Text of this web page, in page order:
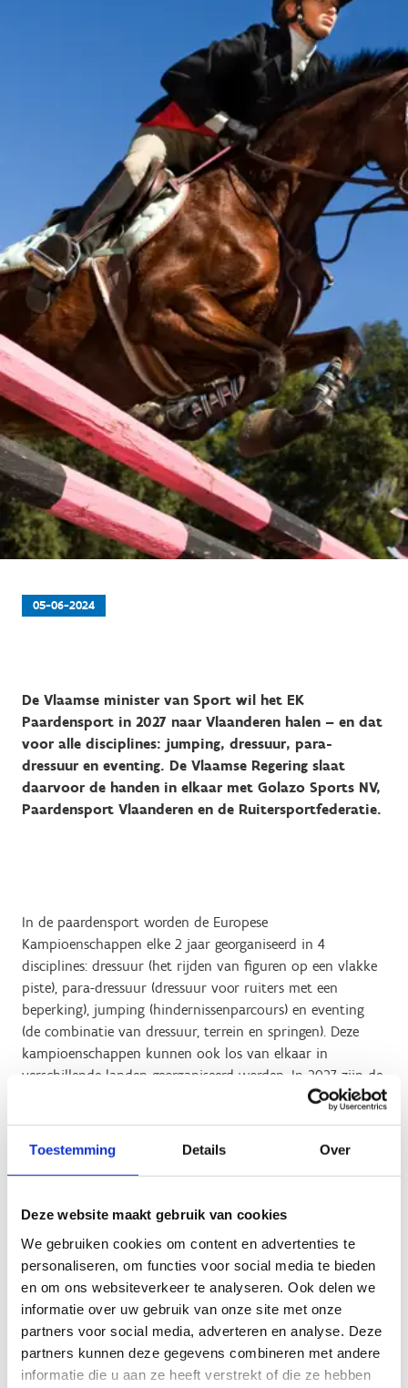
Toestemming Details Over
Deze website maakt gebruik van cookies
We gebruiken cookies om content en advertenties te
personaliseren, om functies voor social media te bieden
en om ons websiteverkeer te analyseren. Ook delen we
informatie over uw gebruik van onze site met onze
partners voor social media, adverteren en analyse. Deze
partners kunnen deze gegevens combineren met andere
informatie die u aan ze heeft verstrekt of die ze hebben
05-06-2024
De Vlaamse minister van Sport wil het EK
Paardensport in 2027 naar Vlaanderen halen – en dat
voor alle disciplines: jumping, dressuur, para-
dressuur en eventing. De Vlaamse Regering slaat
daarvoor de handen in elkaar met Golazo Sports NV,
Paardensport Vlaanderen en de Ruitersportfederatie.
In de paardensport worden de Europese
Kampioenschappen elke 2 jaar georganiseerd in 4
disciplines: dressuur (het rijden van figuren op een vlakke
piste), para-dressuur (dressuur voor ruiters met een
beperking), jumping (hindernissenparcours) en eventing
(de combinatie van dressuur, terrein en springen). Deze
kampioenschappen kunnen ook los van elkaar in
verschillende landen georganiseerd worden. In 2027 zijn de
Europese Kampioenschappen extra belangrijk, want ze
Olympische Spelen van 2028 in Los Angeles.
De Vlaamse minister van Sport wil nu de Europese
paardensport in 2027 allemaal samen laten doorgaan in
Vlaanderen. De Vlaamse Regering slaat daarvoor de
handen in elkaar met Golazo Sports NV, Paardensport
Vlaanderen en de Koninklijke Belgische
Ruitersportfederatie (KBRSF). Er is amper een betere
locatie denkbaar voor de Europese kampioenschappen,
want Vlamingen behoren tot de absolute top in de
paardenwereld met succesvolle ruiters én zeer gegeerde